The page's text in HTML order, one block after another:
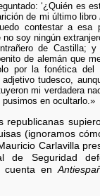
‘¿Quién es
de mi último libro
contestar a esa
soy ningún
de Castilla;
de alemán que
por la fonética del
tudesco,
mi verdadera
en ocultarlo.»
republicanas
(ignoramos
Carlavilla
de Seguridad
cuenta en